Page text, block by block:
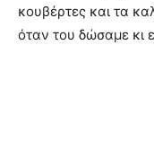
κουβέρτες και τα
όταν του δώσαμε κι